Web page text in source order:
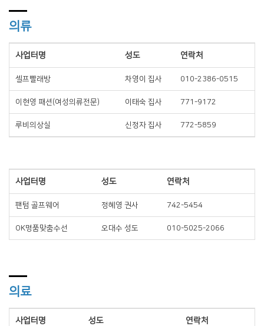
의류
사업터명 성도 연락처
셀프빨래방 차영이 집사 010-2386-0515
이현영 패션(여성의류전문) 이태숙 집사 771-9172
루비의상실 신정자 집사 772-5859
사업터명 성도 연락처
팬텀 골프웨어 정혜영 권사 742-5454
OK명품맞춤수선 오대수 성도 010-5025-2066
의료
사업터명 성도 연락처